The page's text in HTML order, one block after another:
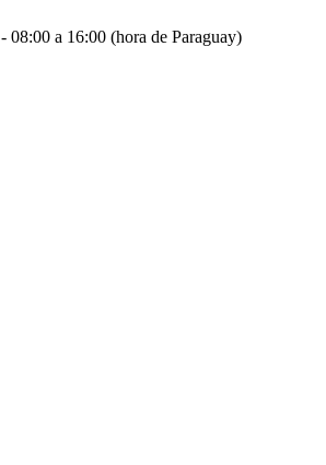
08:00 a 16:00 (hora de Paraguay)